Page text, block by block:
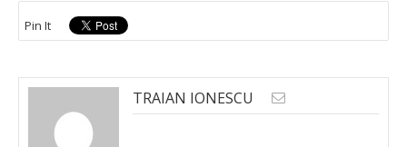
Pin It
TRAIAN IONESCU